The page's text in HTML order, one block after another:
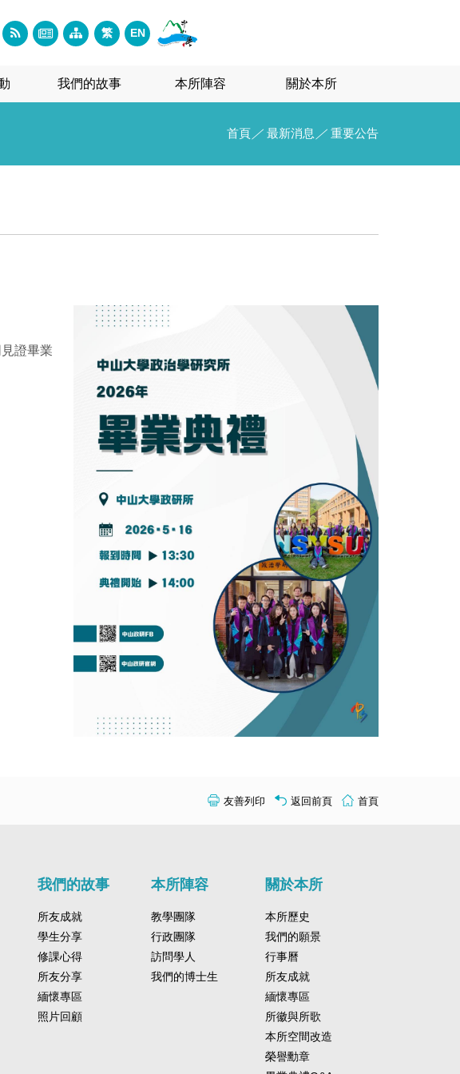
繁 EN
我們的故事 本所陣容 關於本所
首頁 ／ 最新消息 ／ 重要公告
證畢業
友善列印 返回前頁 首頁
我們的故事
所友成就
學生分享
修課心得
所友分享
緬懷專區
照片回顧
本所陣容
教學團隊
行政團隊
訪問學人
我們的博士生
關於本所
本所歷史
我們的願景
行事曆
所友成就
緬懷專區
所徽與所歌
本所空間改造
榮譽勳章